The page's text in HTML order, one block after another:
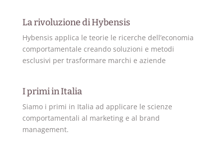
La rivoluzione di Hybensis
Hybensis applica le teorie le ricerche dell’economia
comportamentale creando soluzioni e metodi
esclusivi per trasformare marchi e aziende
I primi in Italia
Siamo i primi in Italia ad applicare le scienze
comportamentali al marketing e al brand
management.